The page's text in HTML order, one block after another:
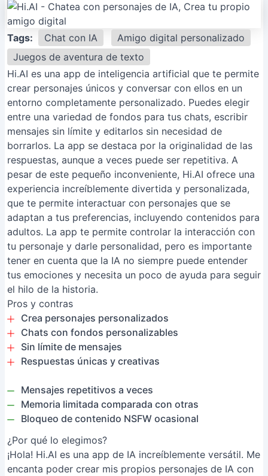
Tags: Chat con IA
Amigo digital personalizado
Juegos de aventura de texto
Hi.AI es una app de inteligencia artificial que te permite
crear personajes únicos y conversar con ellos en un
entorno completamente personalizado. Puedes elegir
entre una variedad de fondos para tus chats, escribir
mensajes sin límite y editarlos sin necesidad de
borrarlos. La app se destaca por la originalidad de las
respuestas, aunque a veces puede ser repetitiva. A
pesar de este pequeño inconveniente, Hi.AI ofrece una
experiencia increíblemente divertida y personalizada,
que te permite interactuar con personajes que se
adaptan a tus preferencias, incluyendo contenidos para
adultos. La app te permite controlar la interacción con
tu personaje y darle personalidad, pero es importante
tener en cuenta que la IA no siempre puede entender
tus emociones y necesita un poco de ayuda para seguir
el hilo de la historia.
Pros y contras
Crea personajes personalizados
Chats con fondos personalizables
Sin límite de mensajes
Respuestas únicas y creativas
Mensajes repetitivos a veces
Memoria limitada comparada con otras
Bloqueo de contenido NSFW ocasional
¿Por qué lo elegimos?
¡Hola! Hi.AI es una app de IA increíblemente versátil. Me
encanta poder crear mis propios personajes de IA con